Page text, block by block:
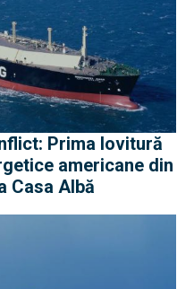
Prima lovitură
americane din
Casa Albă